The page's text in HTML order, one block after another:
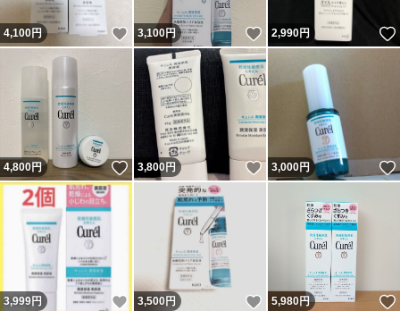
4,100円 いいね！
3,100円 いいね！
2,990円
4,800円 いいね！
3,800円 いいね！
3,000円
3,999円 いいね！
3,500円 いいね！
5,980円